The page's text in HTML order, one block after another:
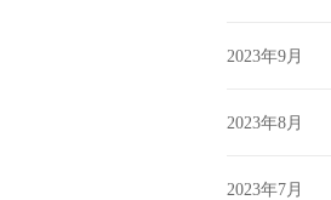
2023年9月
2023年8月
2023年7月